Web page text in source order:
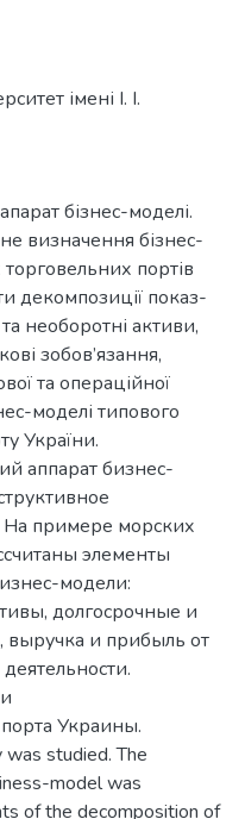
імені І. І.
бізнес-моделі.
визначення бізнес-
портів
декомпозиції показ-
необоротні активи,
зобов’язання,
та операційної
моделі типового
України.
аппарат бизнес-
примере морских
элементы
модели:
долгосрочные и
выручка и прибыль от
Украины.
studied. The
model was
of the decomposition of